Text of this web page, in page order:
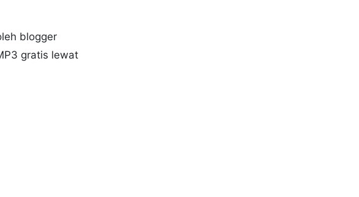
blogger
gratis lewat